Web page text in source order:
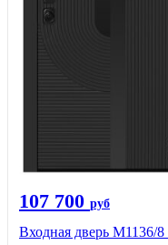
107 700 руб
Входная дверь М1136/